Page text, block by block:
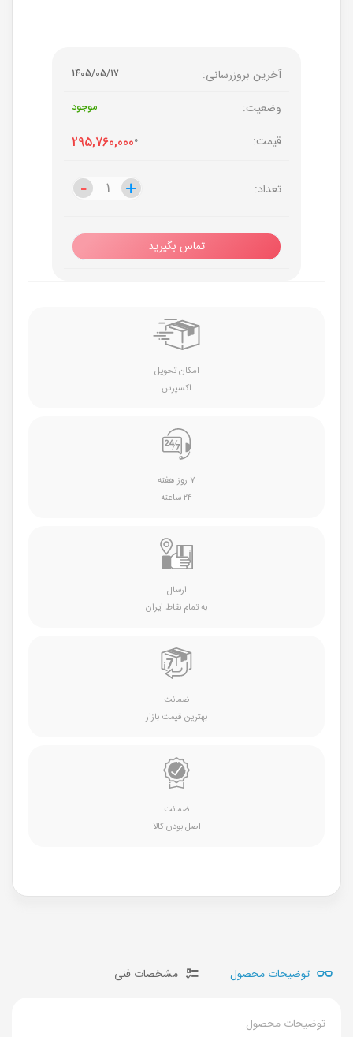
آخرین بروزرسانی: 1405/05/17
وضعیت: موجود
قیمت: 295,760,0000
تعداد: +
- +
-
تماس بگیرید
امکان تحویل
اکسپرس
۷ روز هفته
۲۴ ساعته
ارسال
به تمام نقاط ایران
ضمانت
بهترین قیمت بازار
ضمانت
اصل بودن کالا
توضیحات محصول مشخصات فنی
توضیحات محصول